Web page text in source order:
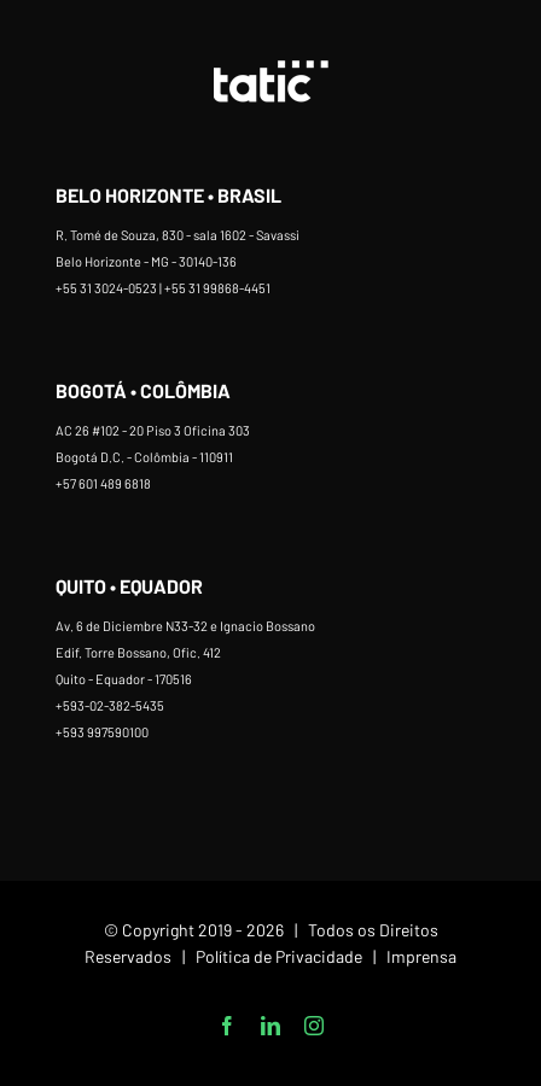
BELO HORIZONTE • BRASIL
R. Tomé de Souza, 830 - sala 1602 - Savassi
Belo Horizonte - MG - 30140-136
+55 31 3024-0523 | +55 31 99868-4451
BOGOTÁ • COLÔMBIA
AC 26 #102 - 20 Piso 3 Oficina 303
Bogotá D.C. - Colômbia - 110911
+57 601 489 6818
QUITO • EQUADOR
Av. 6 de Diciembre N33-32 e Ignacio Bossano
Edif. Torre Bossano, Ofic. 412
Quito - Equador - 170516
+593-02-382-5435
+593 997590100
© Copyright 2019 - 2026 | Todos os Direitos
Reservados | Política de Privacidade | Imprensa
FacebookLinkedInInstagram